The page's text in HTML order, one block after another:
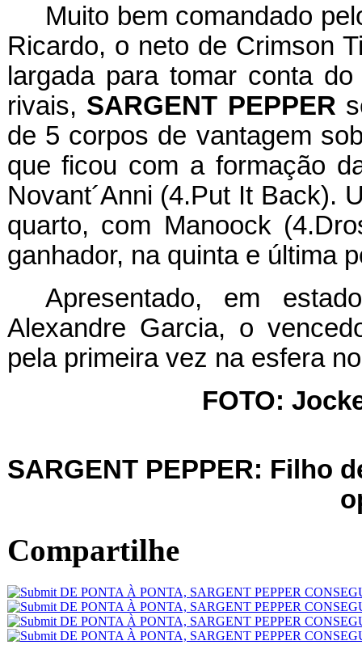
Muito bem comandado
Ricardo, o neto de Crimson
largada para tomar conta
rivais, SARGENT PEPPER
de 5 corpos de vantagem
que ficou com a formação
Novant´Anni (4.Put It Back).
quarto, com Manoock
ganhador, na quinta e última
Apresentado, em
Alexandre Garcia, o
pela primeira vez na esfera
FOTO:
SARGENT PEPPER: Filho
Compartilhe